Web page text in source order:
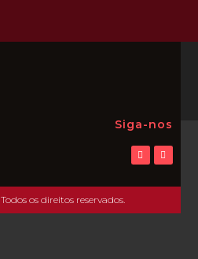
Siga-nos
Todos os direitos reservados.